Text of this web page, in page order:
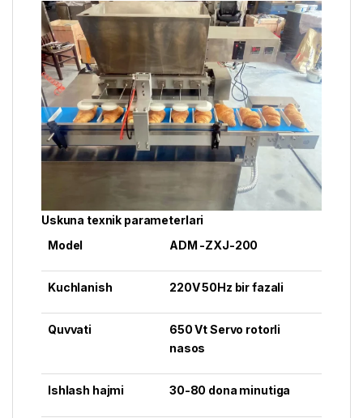
Uskuna texnik parameterlari
Model
ADM -ZXJ-200
Kuchlanish 220V 50Hz bir fazali
Quvvati
650 Vt Servo rotorli
nasos
Ishlash hajmi 30-80 dona minutiga